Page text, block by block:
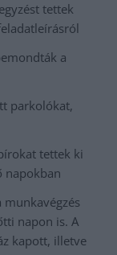
tettek
a
parkolókat,
tettek ki
napokban
napon is. A
kapott, illetve